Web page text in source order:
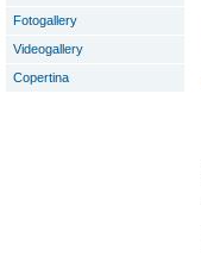
Fotogallery
Videogallery
Copertina